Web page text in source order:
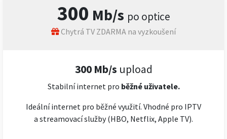
Kontakt
300 Mb/s po optice
Chytrá TV ZDARMA na vyzkoušení
300 Mb/s upload
Stabilní internet pro běžné uživatele.
Ideální internet pro běžné využití. Vhodné pro IPTV
a streamovací služby (HBO, Netflix, Apple TV).